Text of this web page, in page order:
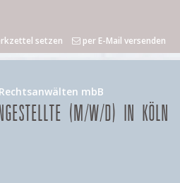
setzen per E-Mail versenden
mbB
(M/W/D) IN KÖLN